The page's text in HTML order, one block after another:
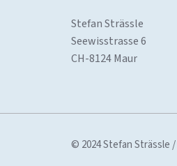
Stefan Strässle
Seewisstrasse 6
CH-8124 Maur
© 2024 Stefan Strässle /